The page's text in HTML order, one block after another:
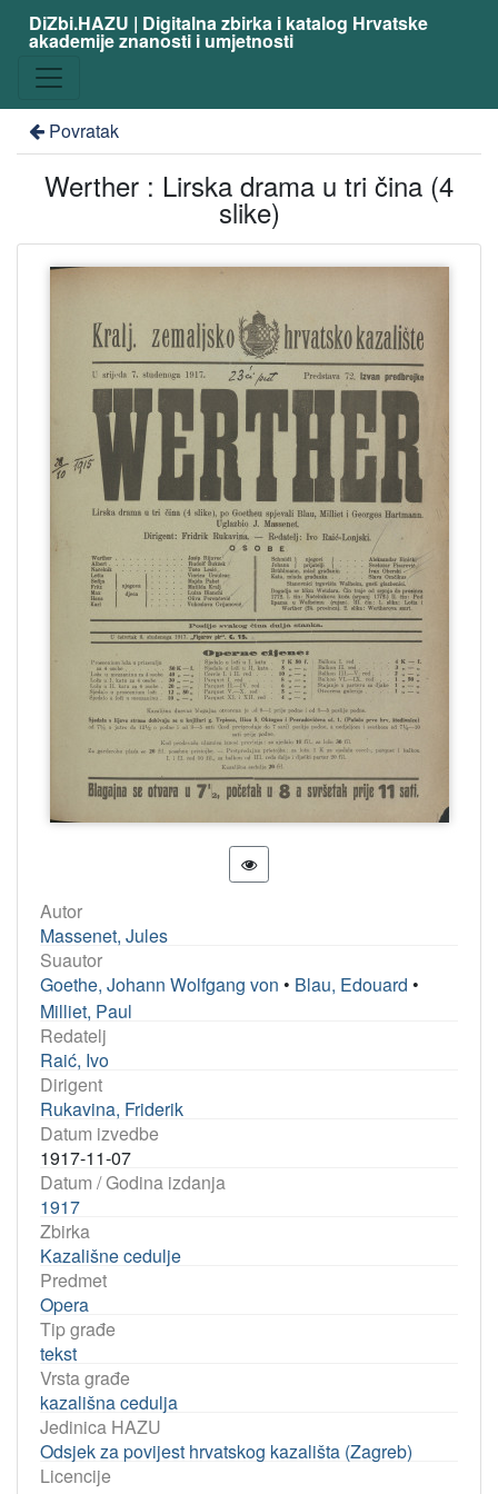
DiZbi.HAZU | Digitalna zbirka i katalog Hrvatske
akademije znanosti i umjetnosti
Povratak
Werther : Lirska drama u tri čina (4
slike)
Autor
Massenet, Jules
Suautor
Goethe, Johann Wolfgang von • Blau, Edouard •
Milliet, Paul
Redatelj
Raić, Ivo
Dirigent
Rukavina, Friderik
Datum izvedbe
1917-11-07
Datum / Godina izdanja
1917
Zbirka
Kazališne cedulje
Predmet
Opera
Tip građe
tekst
Vrsta građe
kazališna cedulja
Jedinica HAZU
Odsjek za povijest hrvatskog kazališta (Zagreb)
Licencije